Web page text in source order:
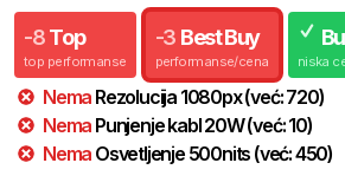
-8 Top
top performanse
-3 Best Buy
performanse/cena niska
Nema Rezolucija 1080px(već:720)
Nema Punjenje kabl20W(već:10)
Nema Osvetljenje 500nits (već:450)